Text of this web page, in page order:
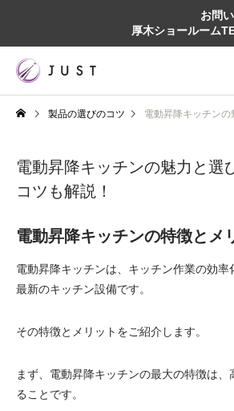
お問
厚木ショールーム
製品の選びのコツ 電動昇降キッチンの魅力と
電動昇降キッチンの魅力と選
コツも解説！
電動昇降キッチンの特徴とメ
電動昇降キッチンは、キッチン作業の効率
最新のキッチン設備です。
その特徴とメリットをご紹介します。
まず、電動昇降キッチンの最大の特徴は
ることです。